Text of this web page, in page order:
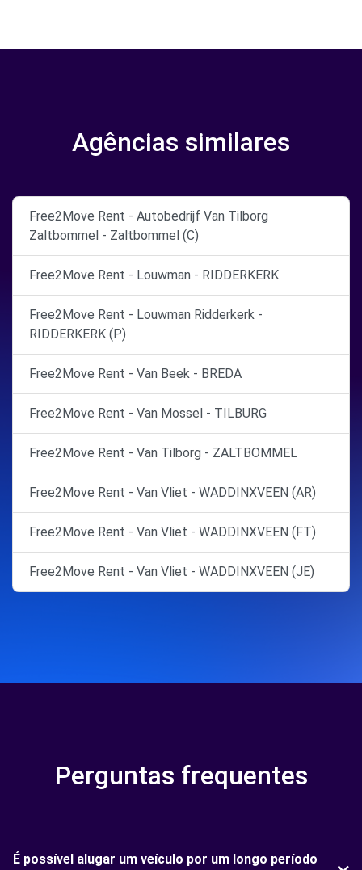
Agências similares
Free2Move Rent - Autobedrijf Van Tilborg
Zaltbommel - Zaltbommel (C)
Free2Move Rent - Louwman - RIDDERKERK
Free2Move Rent - Louwman Ridderkerk -
RIDDERKERK (P)
Free2Move Rent - Van Beek - BREDA
Free2Move Rent - Van Mossel - TILBURG
Free2Move Rent - Van Tilborg - ZALTBOMMEL
Free2Move Rent - Van Vliet - WADDINXVEEN (AR)
Free2Move Rent - Van Vliet - WADDINXVEEN (FT)
Free2Move Rent - Van Vliet - WADDINXVEEN (JE)
Perguntas frequentes
É possível alugar um veículo por um longo período